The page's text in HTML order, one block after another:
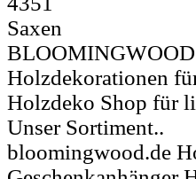
Saxen
BLOOMINGWOOD
Holzdekorationen
Holzdeko Shop für
Unser Sortiment..
bloomingwood.de